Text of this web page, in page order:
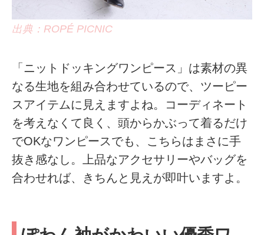
出典：ROPÉ PICNIC
「ニットドッキングワンピース」は素材の異
なる生地を組み合わせているので、ツーピー
スアイテムに見えますよね。コーディネート
を考えなくて良く、頭からかぶって着るだけ
でOKなワンピースでも、こちらはまさに手
抜き感なし。上品なアクセサリーやバッグを
合わせれば、きちんと見えが即叶いますよ。